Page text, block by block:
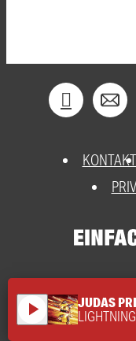
KONTAKT
play_arrow JUDAS